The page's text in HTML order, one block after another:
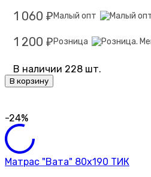
1 060 ₽ Малый опт
1 200 ₽ Розница
В наличии 228 шт.
В корзину
-24%
Матрас "Вата" 80х190 ТИК